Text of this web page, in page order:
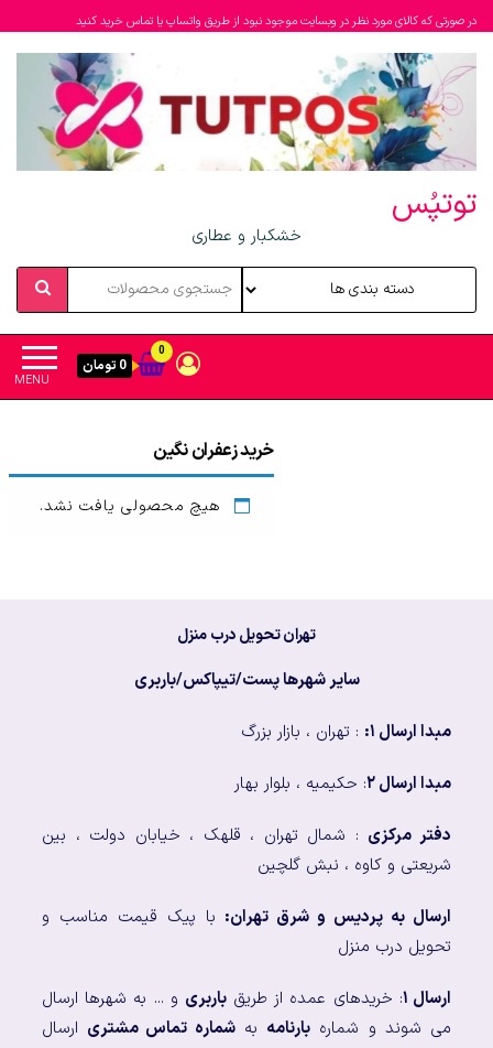
در صورتی که کالای مورد نظر در وبسایت موجود نبود از طریق واتساپ یا تماس خرید کنید
توتپُس
خشکبار و عطاری
MENU
0
0 تومان
خرید زعفران نگین
هیچ محصولی یافت نشد.
تهران تحویل درب منزل
سایر شهرها پست/تیپاکس/باربری
مبدا ارسال ۱: : تهران ، بازار بزرگ
مبدا ارسال ۲ : حکیمیه ، بلوار بهار
دفتر مرکزی : شمال تهران ، قلهک ، خیابان دولت ، بین
شریعتی و کاوه ، نبش گلچین
ارسال به پردیس و شرق تهران: با پیک قیمت مناسب و
تحویل درب منزل
ارسال ۱ : خریدهای عمده از طریقباربری و ... به شهرها ارسال
می شوند و شماره بارنامه بهشماره تماس مشتری ارسال